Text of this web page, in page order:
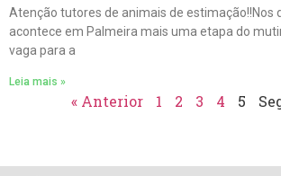
Atenção tutores de animais de estimação!!Nos
acontece em Palmeira mais uma etapa do
vaga para a
Leia mais »
« Anterior 1 2 3 4 5